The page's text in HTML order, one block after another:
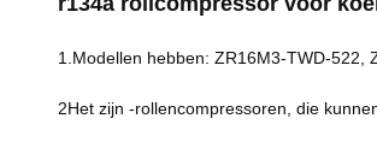
1.Modellen hebben: ZR16M3-TWD-522,
2Het zijn -rollencompressoren, die